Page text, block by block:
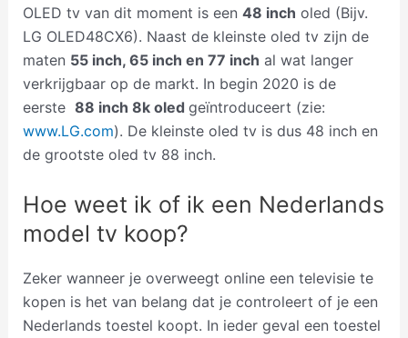
OLED tv van dit moment is een 48 inch oled (Bijv.
LG OLED48CX6). Naast de kleinste oled tv zijn de
maten 55 inch, 65 inch en 77 inch al wat langer
verkrijgbaar op de markt. In begin 2020 is de
eerste 88 inch 8k oled geïntroduceert (zie:
www.LG.com). De kleinste oled tv is dus 48 inch en
de grootste oled tv 88 inch.
Hoe weet ik of ik een Nederlands
model tv koop?
Zeker wanneer je overweegt online een televisie te
kopen is het van belang dat je controleert of je een
Nederlands toestel koopt. In ieder geval een toestel